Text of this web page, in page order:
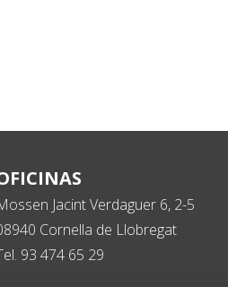
Jacint Verdaguer 6, 2-5
Cornella de Llobregat
93 474 65 29